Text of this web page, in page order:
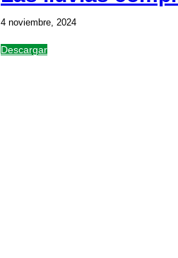
4 noviembre, 2024
Descargar